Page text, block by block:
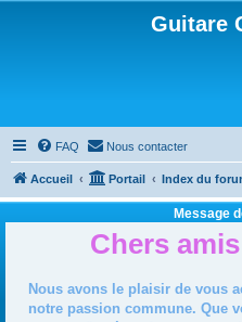
Guitare
FAQ Nous contacter
Accueil Portail Index du
Message
Chers
Nous avons le plaisir de vous
notre passion commune. Que